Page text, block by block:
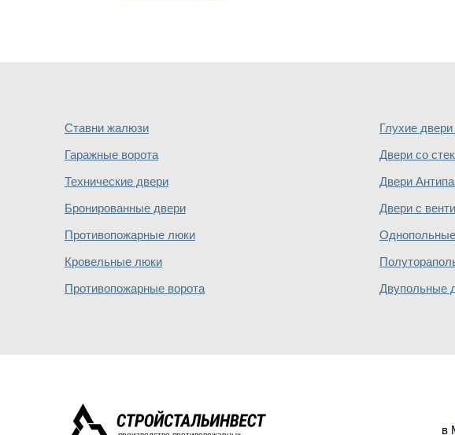
Ставни жалюзи
Гаражные ворота
Технические двери
Бронированные двери
Противопожарные люки
Кровельные люки
Противопожарные ворота
Глухие
Двери со
Двери
Двери с
Двупольные
в